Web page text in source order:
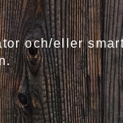
och/eller